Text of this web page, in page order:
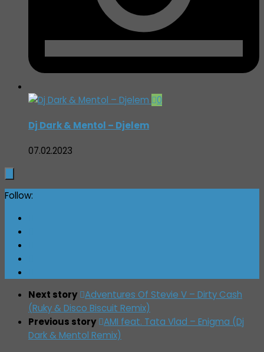
0
Dj Dark & Mentol – Djelem
07.02.2023
Follow:
Next story Adventures Of Stevie V – Dirty Cash
(Ruky & Disco Biscuit Remix)
Previous story AMI feat. Tata Vlad – Enigma (Dj
Dark & Mentol Remix)